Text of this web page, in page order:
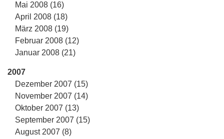
Mai 2008 (16)
April 2008 (18)
März 2008 (19)
Februar 2008 (12)
Januar 2008 (21)
2007
Dezember 2007 (15)
November 2007 (14)
Oktober 2007 (13)
September 2007 (15)
August 2007 (8)